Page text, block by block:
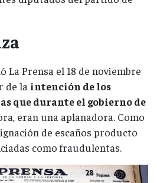
La Prensa el 18 de noviembre
de la intención de los
que durante el gobierno de
eran una aplanadora. Como
de escaños producto
como fraudulentas.